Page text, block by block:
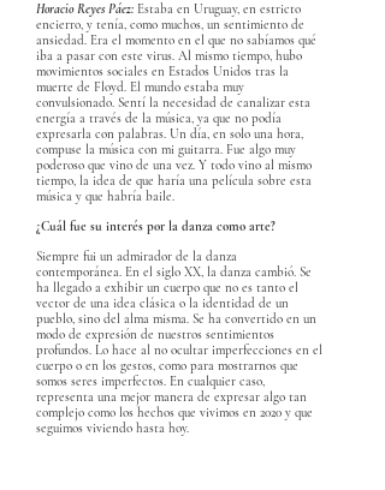
Horacio Reyes Páez: Estaba en Uruguay, en estricto
encierro, y tenía, como muchos, un sentimiento de
ansiedad. Era el momento en el que no sabíamos qué
iba a pasar con este virus. Al mismo tiempo, hubo
movimientos sociales en Estados Unidos tras la
muerte de Floyd. El mundo estaba muy
convulsionado. Sentí la necesidad de canalizar esta
energía a través de la música, ya que no podía
expresarla con palabras. Un día, en solo una hora,
compuse la música con mi guitarra. Fue algo muy
poderoso que vino de una vez. Y todo vino al mismo
tiempo, la idea de que haría una película sobre esta
música y que habría baile.
¿Cuál fue su interés por la danza como arte?
Siempre fui un admirador de la danza
contemporánea. En el siglo XX, la danza cambió. Se
ha llegado a exhibir un cuerpo que no es tanto el
vector de una idea clásica o la identidad de un
pueblo, sino del alma misma. Se ha convertido en un
modo de expresión de nuestros sentimientos
profundos. Lo hace al no ocultar imperfecciones en el
cuerpo o en los gestos, como para mostrarnos que
somos seres imperfectos. En cualquier caso,
representa una mejor manera de expresar algo tan
complejo como los hechos que vivimos en 2020 y que
seguimos viviendo hasta hoy.